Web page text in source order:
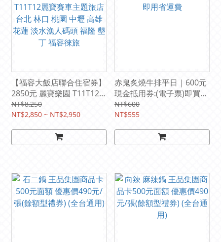
【福容大飯店聯合住宿券】
2850元 麗寶樂園 T11T12
麗寶賽車主題旅店 台北 林
口 桃園 中壢 高雄 花蓮 淡
NT$8,250
NT$2,850 ~ NT$2,950
赤鬼炙燒牛排平日｜600元
現金抵用券:(電子票)即買即
用省運費
NT$600
NT$555